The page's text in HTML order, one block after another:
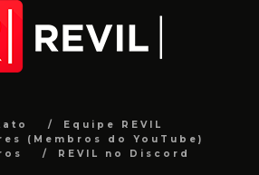
Equipe REVIL
(Membros do YouTube)
REVIL no Discord